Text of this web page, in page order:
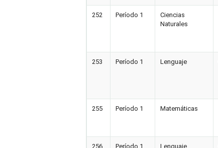
252 Período 1
Ciencias
Naturales
253 Período 1 Lenguaje
255 Período 1 Matemáticas
256 Período 1 Lenguaje